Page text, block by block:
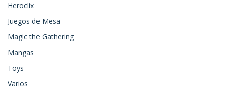
Heroclix
Juegos de Mesa
Magic the Gathering
Mangas
Toys
Varios